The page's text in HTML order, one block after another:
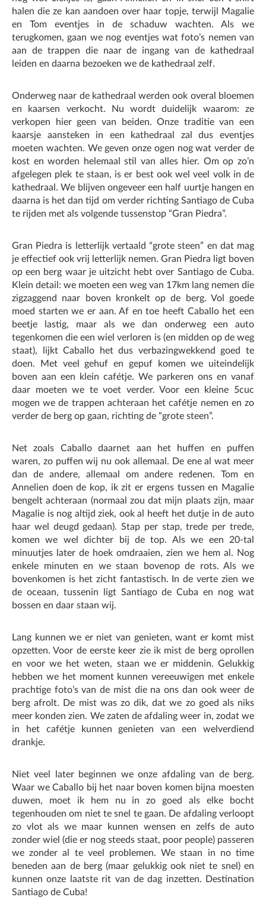
halen die ze kan aandoen over haar topje, terwijl Magalie
en Tom eventjes in de schaduw wachten. Als we
terugkomen, gaan we nog eventjes wat foto’s nemen van
aan de trappen die naar de ingang van de kathedraal
leiden en daarna bezoeken we de kathedraal zelf.
Onderweg naar de kathedraal werden ook overal bloemen
en kaarsen verkocht. Nu wordt duidelijk waarom: ze
verkopen hier geen van beiden. Onze traditie van een
kaarsje aansteken in een kathedraal zal dus eventjes
moeten wachten. We geven onze ogen nog wat verder de
kost en worden helemaal stil van alles hier. Om op zo’n
afgelegen plek te staan, is er best ook wel veel volk in de
kathedraal. We blijven ongeveer een half uurtje hangen en
daarna is het dan tijd om verder richting Santiago de Cuba
te rijden met als volgende tussenstop “Gran Piedra”.
Gran Piedra is letterlijk vertaald “grote steen” en dat mag
je effectief ook vrij letterlijk nemen. Gran Piedra ligt boven
op een berg waar je uitzicht hebt over Santiago de Cuba.
Klein detail: we moeten een weg van 17km lang nemen die
zigzaggend naar boven kronkelt op de berg. Vol goede
moed starten we er aan. Af en toe heeft Caballo het een
beetje lastig, maar als we dan onderweg een auto
tegenkomen die een wiel verloren is (en midden op de weg
staat), lijkt Caballo het dus verbazingwekkend goed te
doen. Met veel gehuf en gepuf komen we uiteindelijk
boven aan een klein cafétje. We parkeren ons en vanaf
daar moeten we te voet verder. Voor een kleine 5cuc
mogen we de trappen achteraan het cafétje nemen en zo
verder de berg op gaan, richting de “grote steen”.
Net zoals Caballo daarnet aan het huffen en puffen
waren, zo puffen wij nu ook allemaal. De ene al wat meer
dan de andere, allemaal om andere redenen. Tom en
Annelien doen de kop, ik zit er ergens tussen en Magalie
bengelt achteraan (normaal zou dat mijn plaats zijn, maar
Magalie is nog altijd ziek, ook al heeft het dutje in de auto
haar wel deugd gedaan). Stap per stap, trede per trede,
komen we wel dichter bij de top. Als we een 20-tal
minuutjes later de hoek omdraaien, zien we hem al. Nog
enkele minuten en we staan bovenop de rots. Als we
bovenkomen is het zicht fantastisch. In de verte zien we
de oceaan, tussenin ligt Santiago de Cuba en nog wat
bossen en daar staan wij.
Lang kunnen we er niet van genieten, want er komt mist
opzetten. Voor de eerste keer zie ik mist de berg oprollen
en voor we het weten, staan we er middenin. Gelukkig
hebben we het moment kunnen vereeuwigen met enkele
prachtige foto’s van de mist die na ons dan ook weer de
berg afrolt. De mist was zo dik, dat we zo goed als niks
meer konden zien. We zaten de afdaling weer in, zodat we
in het cafétje kunnen genieten van een welverdiend
drankje.
Niet veel later beginnen we onze afdaling van de berg.
Waar we Caballo bij het naar boven komen bijna moesten
duwen, moet ik hem nu in zo goed als elke bocht
tegenhouden om niet te snel te gaan. De afdaling verloopt
zo vlot als we maar kunnen wensen en zelfs de auto
zonder wiel (die er nog steeds staat, poor people) passeren
we zonder al te veel problemen. We staan in no time
beneden aan de berg (maar gelukkig ook niet te snel) en
kunnen onze laatste rit van de dag inzetten. Destination
Santiago de Cuba!